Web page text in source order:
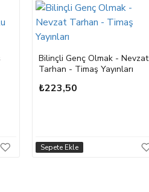
Bilinçli Genç Olmak - Nevzat
Tarhan - Timaş Yayınları
₺223,50
Sepete Ekle